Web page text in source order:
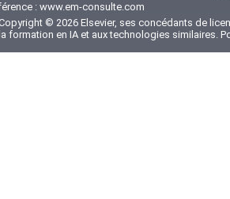
: www.em-consulte.com
© 2026 Elsevier, ses concédants de
formation en IA et aux technologies similaires.